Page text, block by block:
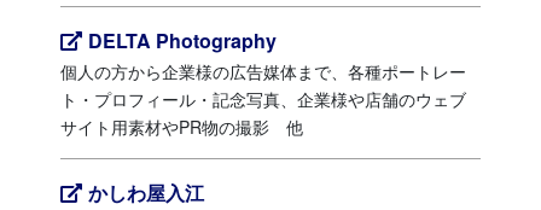
DELTA Photography
個人の方から企業様の広告媒体まで、各種ポートレー
ト・プロフィール・記念写真、企業様や店舗のウェブ
サイト用素材やPR物の撮影 他
かしわ屋入江